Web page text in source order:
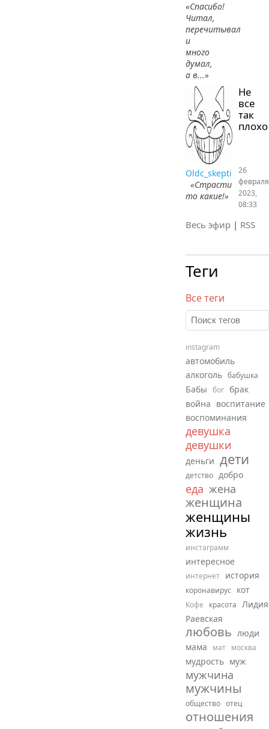
«Спасибо!
Читал,
перечитывал
и
много
думал,
а в...»
Не
все
так
плохо
Oldc_skepti
«Страсти
то какие!»
26
февраля
2023,
08:33
Весь эфир | RSS
Теги
Все теги
instagram
автомобиль
алкоголь бабушка
Бабы бог брак
война воспитание
воспоминания
девушка
девушки
деньги дети
детство добро
еда жена
женщина
женщины
жизнь
инстаграмм
интересное
интернет история
коронавирус кот
Кофе красота Лидия
Раевская
любовь люди
мама
мат москва
мудрость муж
мужчина
мужчины
общество отец
отношения